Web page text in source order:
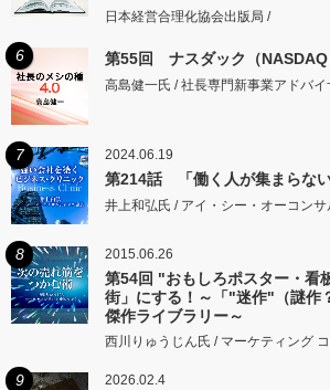
日本経営合理化協会出版局 /
6 第55回 ナスダック（NASDAQ
高島健一氏 / 社長専門新事業アドバイ
7 2024.06.19
第214話 「働く人が集まらない
井上和弘氏 / アイ・シー・オーコン
8 2015.06.26
第54回 "おもしろポスター・看
街」にする！～「"迷作"（謎作
傑作ライブラリー～
西川りゅうじん氏 / マーケティング
9 2026.02.4